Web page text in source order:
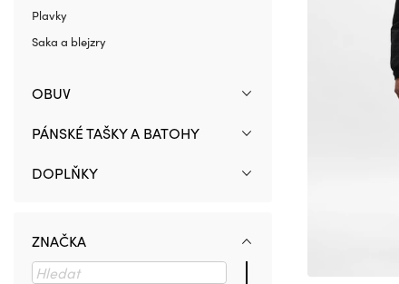
Plavky
Saka a blejzry
OBUV
PÁNSKÉ TAŠKY A BATOHY
DOPLŇKY
ZNAČKA